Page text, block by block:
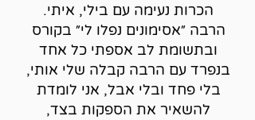
הכרות נעימה עם בילי, איתי.
הרבה ״אסימונים נפלו לי״ בקורס
ובתשומת לב אספתי כל אחד
בנפרד עם הרבה קבלה שלי אותי,
בלי פחד ובלי אבל, אני לומדת
להשאיר את הספקות בצד,